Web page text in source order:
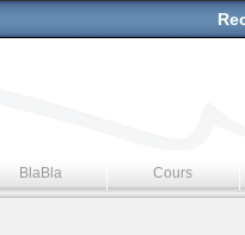
BlaBla Cours